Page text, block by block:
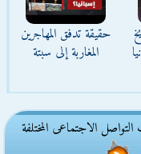
حقيقة تدفق المهاجرين
المغاربة إلى سبتة
الاجتماعى المختلفة